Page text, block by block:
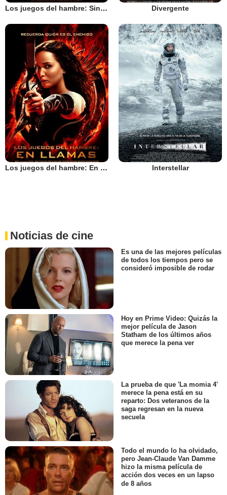
Los juegos del hambre: Sinsajo - Parte 1 Divergente
Los juegos del hambre: En llamas Interstellar
Noticias de cine
Es una de las mejores películas
de todos los tiempos pero se
consideró imposible de rodar
Hoy en Prime Video: Quizás la
mejor película de Jason
Statham de los últimos años
que merece la pena ver
La prueba de que 'La momia 4'
merece la pena está en su
reparto: Dos veteranos de la
saga regresan en la nueva
secuela
Todo el mundo lo ha olvidado,
pero Jean-Claude Van Damme
hizo la misma película de
acción dos veces en un lapso
de 8 años